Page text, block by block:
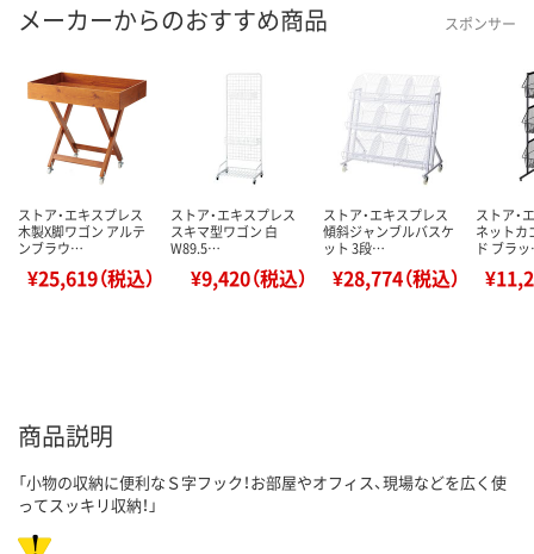
メーカーからのおすすめ商品 スポンサー
ストア・エキスプレス
木製X脚ワゴン アルテ
ンブラウ…
¥25,619（税込）
ストア・エキスプレス
スキマ型ワゴン 白
W89.5…
¥9,420（税込）
ストア・エキスプレス
傾斜ジャンブルバスケ
ット 3段…
¥28,774（税込）
ストア・
ネットカ
ド ブラ
商品説明
「小物の収納に便利なＳ字フック！お部屋やオフィス、現場などを広く使
ってスッキリ収納！」